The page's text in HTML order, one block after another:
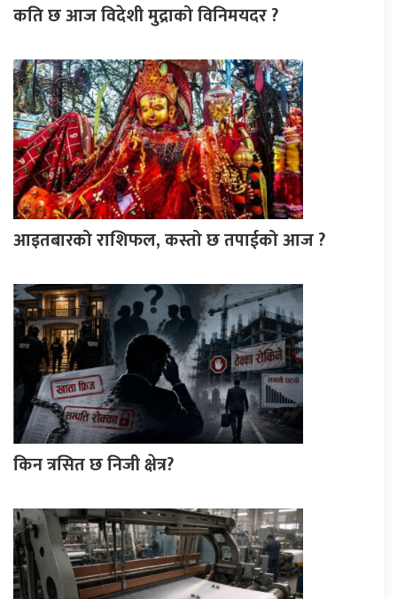
कति छ आज विदेशी मुद्राको विनिमयदर ?
आइतबारको राशिफल, कस्तो छ तपाईको आज ?
किन त्रसित छ निजी क्षेत्र?